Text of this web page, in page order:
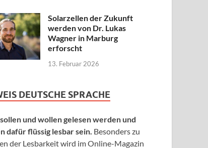
Solarzellen der Zukunft
werden von Dr. Lukas
Wagner in Marburg
erforscht
13. Februar 2026
DEUTSCHE SPRACHE
und wollen gelesen werden und
dafür flüssig lesbar sein. Besonders zu
der Lesbarkeit wird im Online-Magazin